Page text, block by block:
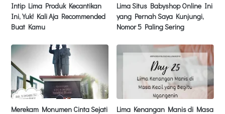
Intip Lima Produk Kecantikan
Ini, Yuk! Kali Aja Recommended
Buat Kamu
Lima Situs Babyshop Online Ini
yang Pernah Saya Kunjungi,
Nomor 5 Paling Sering
Merekam Monumen Cinta Sejati
Lima Kenangan Manis di Masa